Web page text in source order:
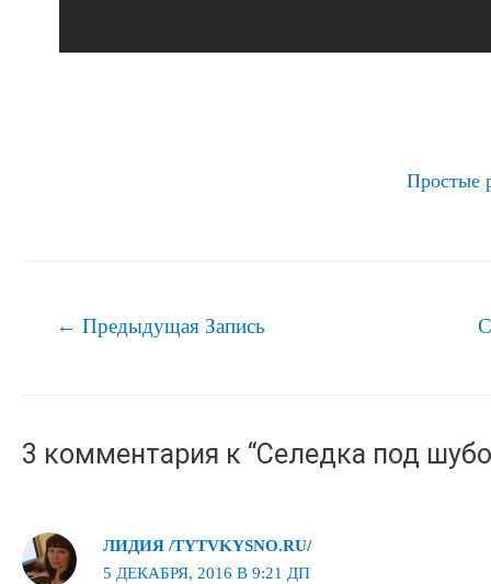
Простые
Навигация
← Предыдущая Запись
3 комментария к “Селедка под
ЛИДИЯ /TYTVKYSNO.RU/
5 ДЕКАБРЯ, 2016 В 9:21 ДП